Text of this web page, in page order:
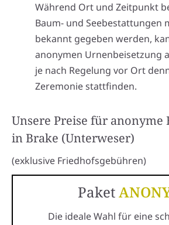
Während Ort und Zeitpunkt
Baum- und Seebestattungen
bekannt gegeben werden,
anonymen Urnenbeisetzung
je nach Regelung vor Ort
Zeremonie stattfinden.
Unsere Preise für anonyme
in Brake (Unterweser)
(exklusive Friedhofsgebühren)
Paket
Die ideale Wahl für eine